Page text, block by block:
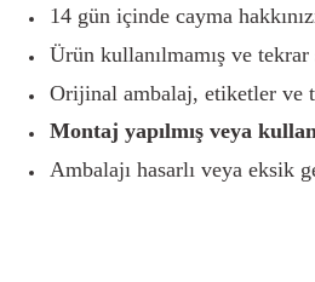
14 gün içinde cayma
Ürün kullanılmamış ve
Orijinal ambalaj, etiketler ve
Montaj yapılmış veya
Ambalajı hasarlı veya eksik